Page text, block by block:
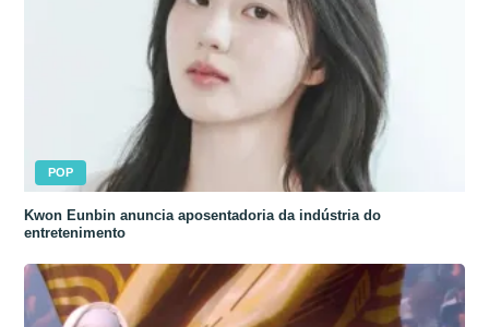
POP
Kwon Eunbin anuncia aposentadoria da indústria do
entretenimento